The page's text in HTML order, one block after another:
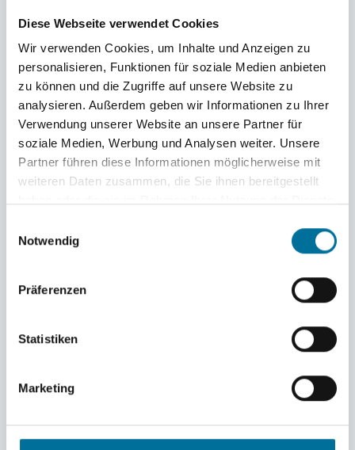
Diese Webseite verwendet Cookies
Wir verwenden Cookies, um Inhalte und Anzeigen zu
personalisieren, Funktionen für soziale Medien anbieten
zu können und die Zugriffe auf unsere Website zu
analysieren. Außerdem geben wir Informationen zu Ihrer
Verwendung unserer Website an unsere Partner für
soziale Medien, Werbung und Analysen weiter. Unsere
Partner führen diese Informationen möglicherweise mit
weiteren Daten zusammen, die Sie ihnen bereitgestellt
Notwendig
Präferenzen
Statistiken
Marketing
Am Freitag geht es dann früh morgens los Richtung
Bremerhaven – für uns noch eine sehr unwirkliche
Vorstellung! Bis ganz bald!
Becci